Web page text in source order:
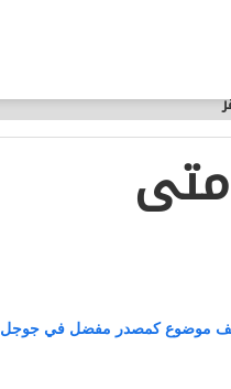
موضوع كمصدر مفضل في جوجل